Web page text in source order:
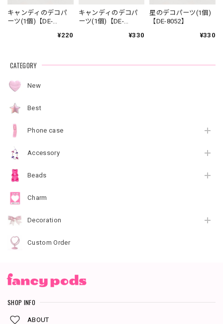
キャンディのデコパ
ーツ(1個)【DE-
¥220
キャンディのデコパ
ーツ(1個)【DE-
¥330
星のデコパーツ(1個)
【DE-8052】
¥330
CATEGORY
New
Best
Phone case
Accessory
Beads
Charm
Decoration
Custom Order
SHOP INFO
ABOUT